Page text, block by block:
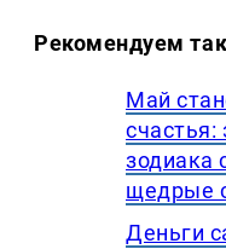
Рекомендуем
Май
зодиака
щедрые
Деньги